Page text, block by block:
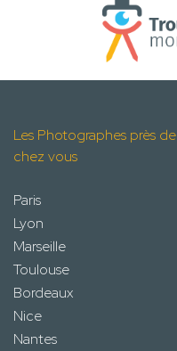
Les Photographes près de
chez vous
Paris
Lyon
Marseille
Toulouse
Bordeaux
Nice
Nantes